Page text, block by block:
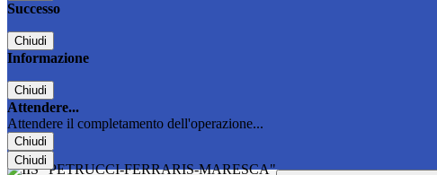
Successo
Chiudi
Informazione
Chiudi
Attendere...
Attendere il completamento dell'operazione...
Chiudi
Chiudi